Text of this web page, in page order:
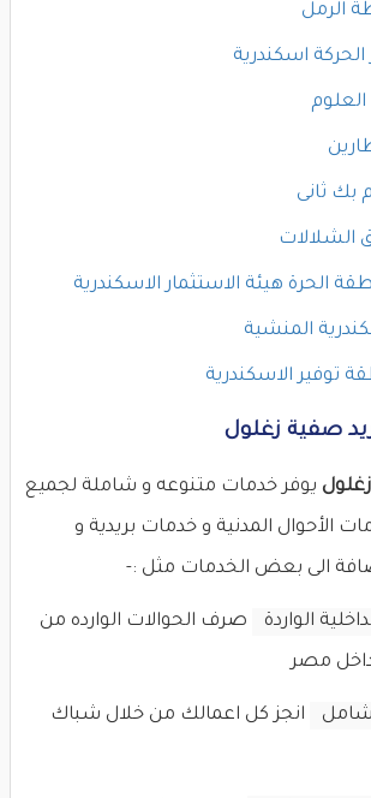
الرمل
اسكندرية
بك ثانى
الشلالات
الحرة هيئة الاستثمار الاسكندرية
المنشية
توفير الاسكندرية
صفية زغلول
يوفر خدمات متنوعه و شاملة لجميع
الأحوال المدنية و خدمات بريدية و
الى بعض الخدمات مثل :-
الواردة
صرف الحوالات الوارده من
داخل مصر
انجز كل اعمالك من خلال شباك